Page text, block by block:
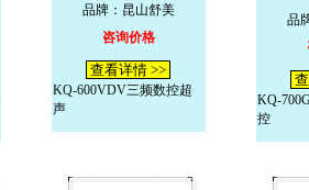
品牌：昆山舒美
咨询价格
查看详情 >>
KQ-600VDV三频数控超
声
品
KQ-
控